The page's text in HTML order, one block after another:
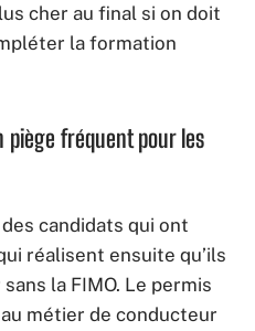
cher au final si on doit
la formation
piège fréquent pour les
candidats qui ont
réalisent ensuite qu’ils
la FIMO. Le permis
métier de conducteur